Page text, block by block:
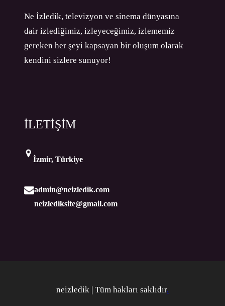
Ne İzledik, televizyon ve sinema dünyasına
dair izlediğimiz, izleyeceğimiz, izlememiz
gereken her şeyi kapsayan bir oluşum olarak
kendini sizlere sunuyor!
İLETİŞİM
İzmir, Türkiye
admin@neizledik.com
neizlediksite@gmail.com
neizledik | Tüm hakları saklıdır.